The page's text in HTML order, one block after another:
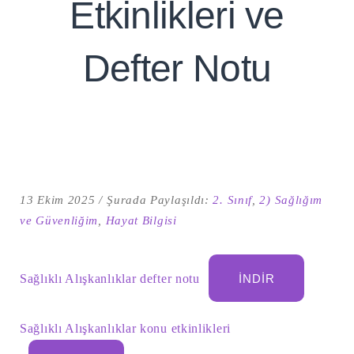
için
Etkinlikleri ve
Defter Notu
13 Ekim 2025 Şurada Paylaşıldı:2. Sınıf,2) Sağlığım
ve Güvenliğim
Hayat Bilgisi
Sağlıklı Alışkanlıklar defter notu İNDIR
Sağlıklı Alışkanlıklar konu etkinlikleri